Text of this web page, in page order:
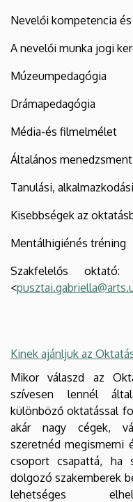
Nevelői kompetencia
A nevelői munka jogi
Múzeumpedagógia
Drámapedagógia
Média-és filmelmélet
Általános menedzsment
Tanulási,
Kisebbségek az
Mentálhigiénés tréning
Szakfelelős
<
Kinek ajánljuk az
Mikor válaszd az
szívesen lennél
különböző oktatással
akár nagy cégek,
szeretnéd megismerni
csoport csapattá, ha
dolgozó szakemberek
lehetséges